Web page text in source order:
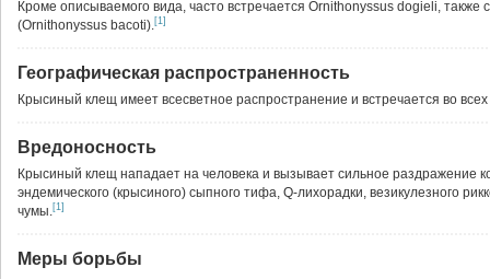
Кроме описываемого вида, часто встречается Оrnithonyssus dogieli,
(Оrnithonyssus bacoti).[1]
Географическая распространенность
Крысиный клещ имеет всесветное распространение и встречается во
Вредоносность
Крысиный клещ нападает на человека и вызывает сильное раздражение
эндемического (крысиного) сыпного тифа, Q-лихорадки, везикулезного
чумы.[1]
Меры борьбы